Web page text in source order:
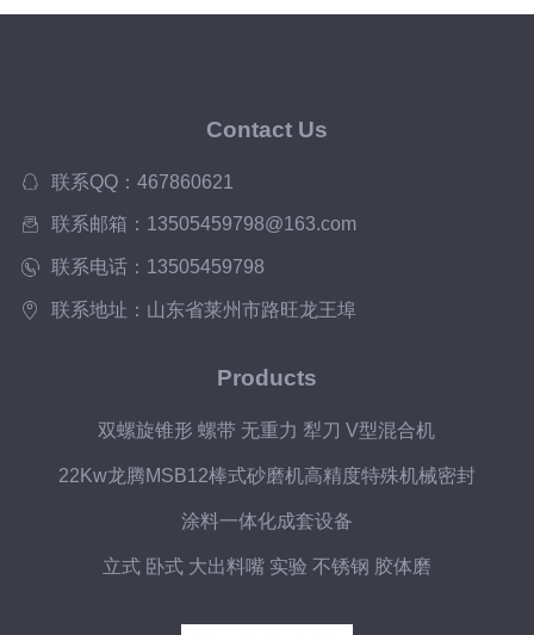
Contact Us
联系QQ：467860621
联系邮箱：13505459798@163.com
联系电话：13505459798
联系地址：山东省莱州市路旺龙王埠
Products
双螺旋锥形 螺带 无重力 犁刀 V型混合机
22Kw龙腾MSB12棒式砂磨机高精度特殊机械密封
涂料一体化成套设备
立式 卧式 大出料嘴 实验 不锈钢 胶体磨